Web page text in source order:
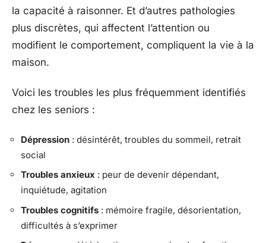
la capacité à raisonner. Et d’autres pathologies
plus discrètes, qui affectent l’attention ou
modifient le comportement, compliquent la vie à la
maison.
Voici les troubles les plus fréquemment identifiés
chez les seniors :
Dépression : désintérêt, troubles du sommeil, retrait
social
Troubles anxieux : peur de devenir dépendant,
inquiétude, agitation
Troubles cognitifs : mémoire fragile, désorientation,
difficultés à s’exprimer